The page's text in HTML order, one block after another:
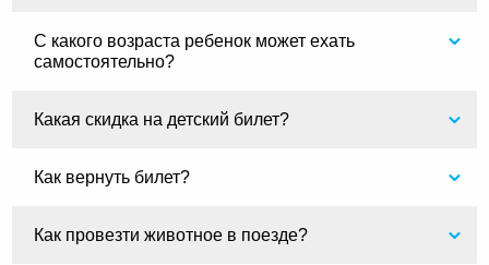
С какого возраста ребенок может ехать
самостоятельно?
Какая скидка на детский билет?
Как вернуть билет?
Как провезти животное в поезде?